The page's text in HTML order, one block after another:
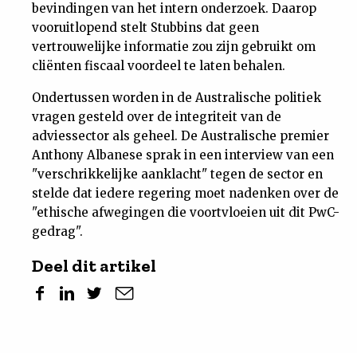
bevindingen van het intern onderzoek. Daarop
vooruitlopend stelt Stubbins dat geen
vertrouwelijke informatie zou zijn gebruikt om
cliënten fiscaal voordeel te laten behalen.
Ondertussen worden in de Australische politiek
vragen gesteld over de integriteit van de
adviessector als geheel. De Australische premier
Anthony Albanese sprak in een interview van een
"verschrikkelijke aanklacht" tegen de sector en
stelde dat iedere regering moet nadenken over de
"ethische afwegingen die voortvloeien uit dit PwC-
gedrag".
Deel dit artikel